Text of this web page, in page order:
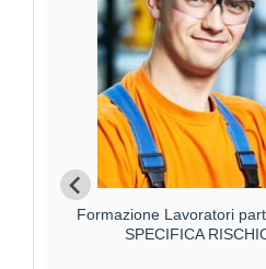
Formazione Lavoratore parte
MEDIO